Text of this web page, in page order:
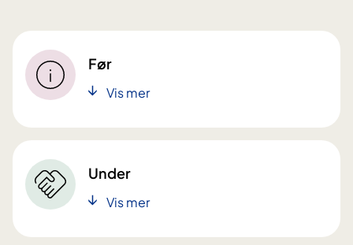
Før
Vis mer
Under
Vis mer